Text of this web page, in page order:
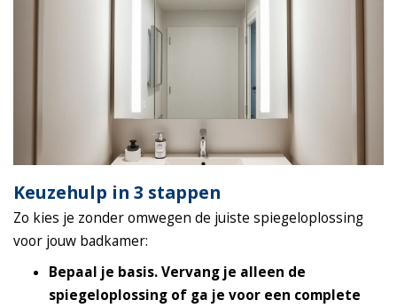
Keuzehulp in 3 stappen
Zo kies je zonder omwegen de juiste spiegeloplossing
voor jouw badkamer:
Bepaal je basis.Vervang je alleen de
spiegeloplossing of ga je voor een complete